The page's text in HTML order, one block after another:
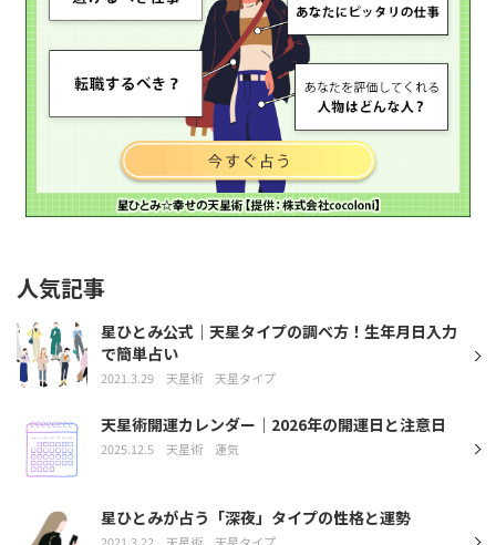
人気記事
星ひとみ公式｜天星タイプの調べ方！生年月日入力
で簡単占い
2021.3.29 天星術 天星タイプ
天星術開運カレンダー｜2026年の開運日と注意日
2025.12.5 天星術 運気
星ひとみが占う「深夜」タイプの性格と運勢